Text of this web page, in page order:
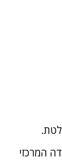
המרכזי